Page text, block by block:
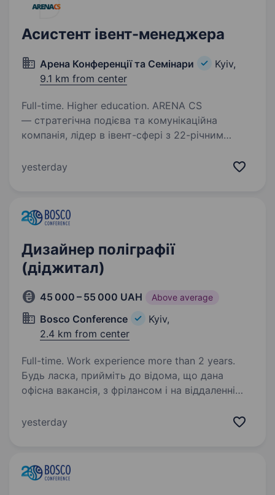
Асистент івент-менеджера
Арена Конференції та Семінари
Kyiv,
9.1 km from center
Full-time. Higher education. ARENA CS
— стратегічна подієва та комунікаційна
компанія, лідер в івент-сфері з 22-річним
навчальні та корпоративні події в Україні
yesterday
Дизайнер поліграфії
(діджитал)
45 000 – 55 000 UAH Above average
Bosco Conference
Kyiv,
2.4 km from center
Full-time. Work experience more than 2 years.
Будь ласка, прийміть до відома, що дана
офісна вакансія, з фрілансом і на віддаленні
історією успіху в організації міжнародних
yesterday